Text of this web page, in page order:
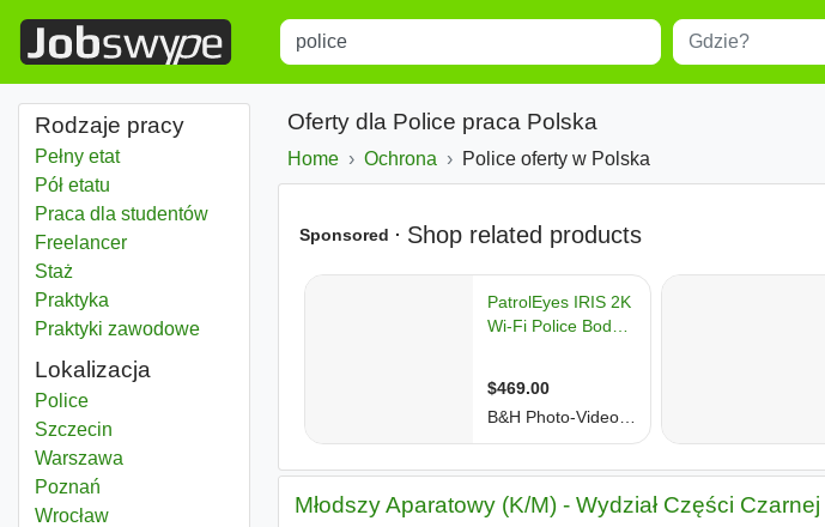
Title Miejscowość
Rodzaje pracy
Pełny etat
Pół etatu
Praca dla studentów
Freelancer
Staż
Praktyka
Praktyki zawodowe
Lokalizacja
Police
Police
Police
Szczecin
Police
Warszawa
Police
Poznań
Police
Wrocław
Oferty dla Police praca Polska
Home Ochrona Police oferty w Polska
Młodszy Aparatowy (K/M) - Wydział Części Czarnej